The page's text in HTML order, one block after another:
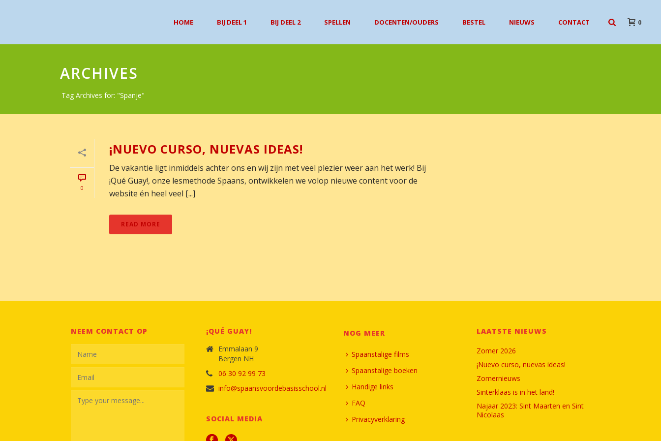
HOME BIJ DEEL 1 BIJ DEEL 2 SPELLEN DOCENTEN/OUDERS BESTEL NIEUWS CONTACT 0
ARCHIVES
Tag Archives for: "Spanje"
0
¡NUEVO CURSO, NUEVAS IDEAS!
De vakantie ligt inmiddels achter ons en wij zijn met veel plezier weer aan het werk! Bij
¡Qué Guay!, onze lesmethode Spaans, ontwikkelen we volop nieuwe content voor de
website én heel veel [...]
READ MORE
NEEM CONTACT OP
¡QUÉ GUAY!
Emmalaan 9
Bergen NH
06 30 92 99 73
info@spaansvoordebasisschool.nl
SOCIAL MEDIA
NOG MEER
Spaanstalige films
Spaanstalige boeken
Handige links
FAQ
Privacyverklaring
LAATSTE NIEUWS
Zomer 2026
¡Nuevo curso, nuevas ideas!
Zomernieuws
Sinterklaas is in het land!
Najaar 2023: Sint Maarten en Sint
Nicolaas